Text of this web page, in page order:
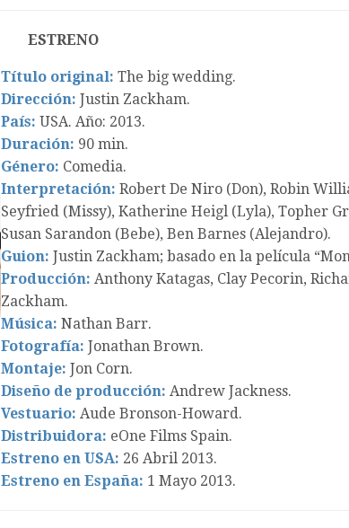
ESTRENO
Título original: The big wedding.
Dirección: Justin Zackham.
País: USA. Año: 2013.
Duración: 90 min.
Género: Comedia.
Interpretación: Robert De Niro (Don), Robin
Seyfried (Missy), Katherine Heigl (Lyla), Topher
Susan Sarandon (Bebe), Ben Barnes (Alejandro).
Guion: Justin Zackham; basado en la película
Producción: Anthony Katagas, Clay Pecorin,
Zackham.
Música: Nathan Barr.
Fotografía: Jonathan Brown.
Montaje: Jon Corn.
Diseño de producción: Andrew Jackness.
Vestuario: Aude Bronson-Howard.
Distribuidora: eOne Films Spain.
Estreno en USA: 26 Abril 2013.
Estreno en España: 1 Mayo 2013.